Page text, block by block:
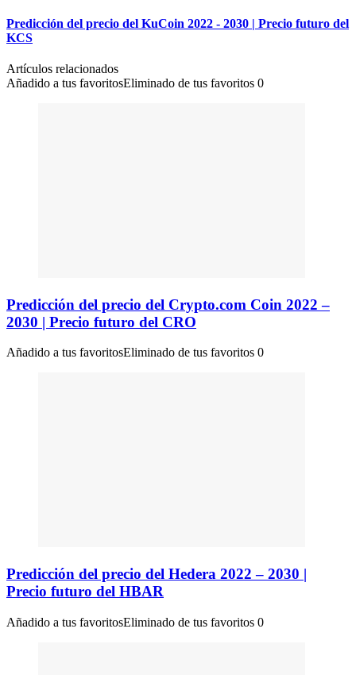
Predicción del precio del KuCoin 2022 - 2030 | Precio futuro del
KCS
Artículos relacionados
Añadido a tus favoritosEliminado de tus favoritos 0
Predicción del precio del Crypto.com Coin 2022 –
2030 | Precio futuro del CRO
Añadido a tus favoritosEliminado de tus favoritos 0
Predicción del precio del Hedera 2022 – 2030 |
Precio futuro del HBAR
Añadido a tus favoritosEliminado de tus favoritos 0